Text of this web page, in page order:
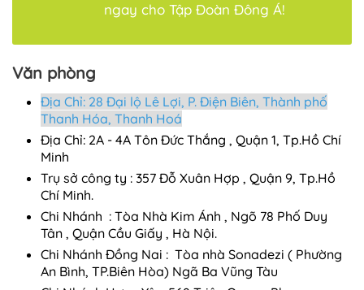
ngay cho Tập Đoàn Đông Á!
Văn phòng
Địa Chỉ: 28 Đại lộ Lê Lợi, P. Điện Biên, Thành phố
Thanh Hóa, Thanh Hoá
Địa Chỉ: 2A - 4A Tôn Đức Thắng , Quận 1, Tp.Hồ Chí
Minh
Trụ sở công ty : 357 Đỗ Xuân Hợp , Quận 9, Tp.Hồ
Chí Minh.
Chi Nhánh : Tòa Nhà Kim Ánh , Ngõ 78 Phố Duy
Tân , Quận Cầu Giấy , Hà Nội.
Chi Nhánh Đồng Nai : Tòa nhà Sonadezi ( Phường
An Bình, TP.Biên Hòa) Ngã Ba Vũng Tàu